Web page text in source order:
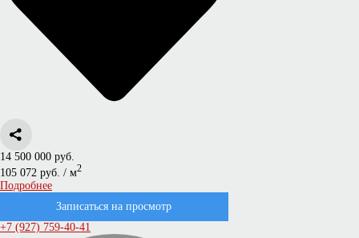
14 500 000 руб.
105 072 руб. / м2
Подробнее
Записаться на просмотр
+7 (927) 759-40-41